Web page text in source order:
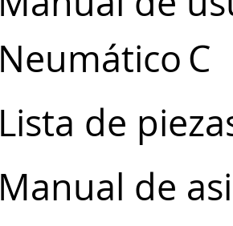
Neumático C
Lista de
Manual de